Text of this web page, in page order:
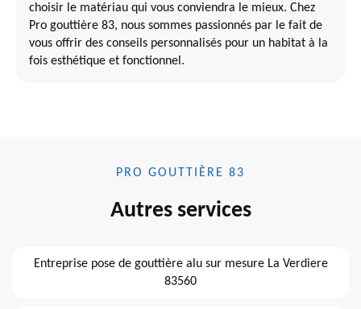
choisir le matériau qui vous conviendra le mieux. Chez
Pro gouttière 83, nous sommes passionnés par le fait de
vous offrir des conseils personnalisés pour un habitat à la
fois esthétique et fonctionnel.
PRO GOUTTIÈRE 83
Autres services
Entreprise pose de gouttière alu sur mesure La Verdiere
83560